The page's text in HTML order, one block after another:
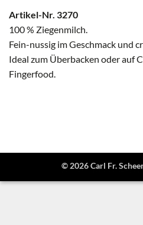
Artikel-Nr. 3270
100 % Ziegenmilch.
Fein-nussig im Geschmack und
Ideal zum Überbacken oder auf
Fingerfood.
© 2026 Carl Fr.